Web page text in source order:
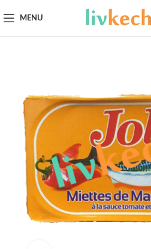
MENU